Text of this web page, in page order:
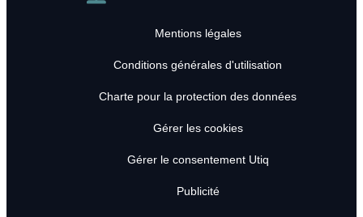
Mentions légales
Conditions générales d'utilisation
Charte pour la protection des données
Gérer les cookies
Gérer le consentement Utiq
Publicité